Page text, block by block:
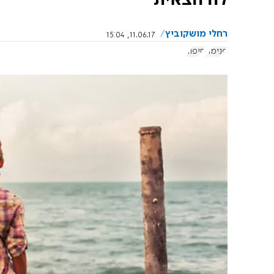
רחלי מושקוביץ
11.06.17, 15:04
פנימה
סיפור